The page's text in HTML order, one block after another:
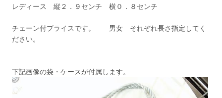
レディース 縦２．９センチ 横０．８センチ
チェーン付プライスです。 男女 それぞれ長さ指定してく
ださい。
下記画像の袋・ケースが付属します。